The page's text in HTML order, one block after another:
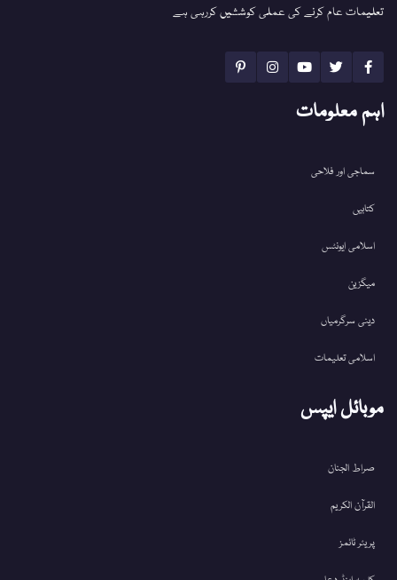
تعلیمات عام کرنے کی عملی کوششیں کررہی ہے
اہم معلومات
سماجی اور فلاحی
کتابیں
اسلامی ایونٹس
میگزین
دینی سرگرمیاں
اسلامی تعلیمات
موبائل ایپس
صراط الجنان
القرآن الکریم
پریئر ٹائمز